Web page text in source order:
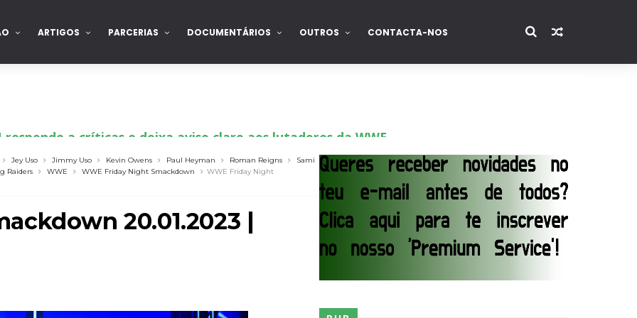
ARTIGOS PARCERIAS DOCUMENTÁRIOS OUTROS CONTACTA-NOS
responde a críticas e deixa aviso claro aos lutadores da WWE
Bully Ray critica promo de Big Cass e sugere utilização de frases icónicas
Will Ospreay supera Mark Davis num brutal Street Fight com arame farpado
Jey Uso Jimmy Uso Kevin Owens Paul Heyman Roman Reigns
Sami
Raiders WWE WWE Friday Night Smackdown
WWE Friday Night
20.01.2023 |